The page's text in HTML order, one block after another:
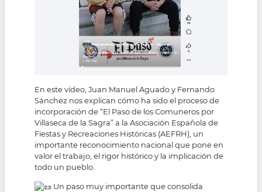
En este vídeo, Juan Manuel Aguado y Fernando
Sánchez nos explican cómo ha sido el proceso de
incorporación de “El Paso de los Comuneros por
Villaseca de la Sagra” a la Asociación Española de
Fiestas y Recreaciones Históricas (AEFRH), un
importante reconocimiento nacional que pone en
valor el trabajo, el rigor histórico y la implicación de
todo un pueblo.
Un paso muy importante que consolida